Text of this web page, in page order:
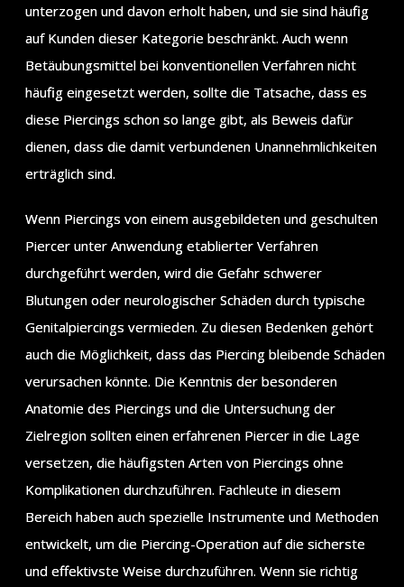
unterzogen und davon erholt haben, und sie sind häufig
auf Kunden dieser Kategorie beschränkt. Auch wenn
Betäubungsmittel bei konventionellen Verfahren nicht
häufig eingesetzt werden, sollte die Tatsache, dass es
diese Piercings schon so lange gibt, als Beweis dafür
dienen, dass die damit verbundenen Unannehmlichkeiten
erträglich sind.
Wenn Piercings von einem ausgebildeten und geschulten
Piercer unter Anwendung etablierter Verfahren
durchgeführt werden, wird die Gefahr schwerer
Blutungen oder neurologischer Schäden durch typische
Genitalpiercings vermieden. Zu diesen Bedenken gehört
auch die Möglichkeit, dass das Piercing bleibende Schäden
verursachen könnte. Die Kenntnis der besonderen
Anatomie des Piercings und die Untersuchung der
Zielregion sollten einen erfahrenen Piercer in die Lage
versetzen, die häufigsten Arten von Piercings ohne
Komplikationen durchzuführen. Fachleute in diesem
Bereich haben auch spezielle Instrumente und Methoden
entwickelt, um die Piercing-Operation auf die sicherste
und effektivste Weise durchzuführen. Wenn sie richtig